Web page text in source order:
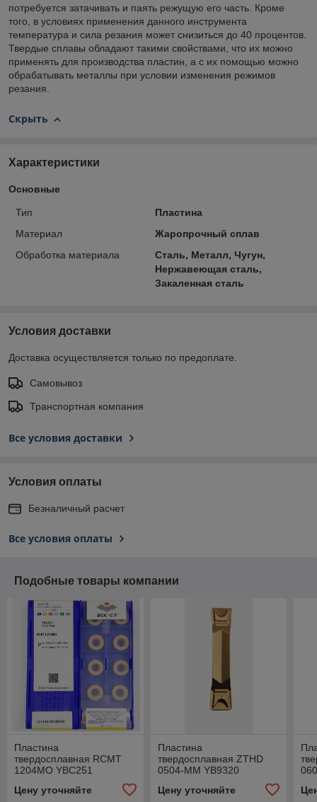
потребуется затачивать и паять режущую его часть. Кроме
того, в условиях применения данного инструмента
температура и сила резания может снизиться до 40 процентов.
Твердые сплавы обладают такими свойствами, что их можно
применять для производства пластин, а с их помощью можно
обрабатывать металлы при условии изменения режимов
резания.
Скрыть
Характеристики
Основные
Тип
Пластина
Материал
Жаропрочный сплав
Обработка материала
Сталь, Металл, Чугун,
Нержавеющая сталь,
Закаленная сталь
Условия доставки
Доставка осуществляется только по предоплате.
Самовывоз
Транспортная компания
Все условия доставки
Условия оплаты
Безналичный расчет
Все условия оплаты
Подобные товары компании
Пластина
твердосплавная RCMT
1204MO YBC251
Цену уточняйте
Пластина
твердосплавная ZTHD
0504-MM YB9320
Цену уточняйте